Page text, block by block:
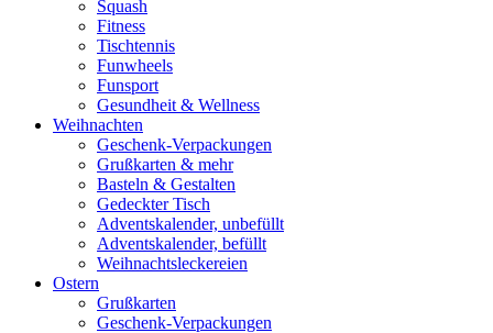
Squash
Fitness
Tischtennis
Funwheels
Funsport
Gesundheit & Wellness
Weihnachten
Geschenk-Verpackungen
Grußkarten & mehr
Basteln & Gestalten
Gedeckter Tisch
Adventskalender, unbefüllt
Adventskalender, befüllt
Weihnachtsleckereien
Ostern
Grußkarten
Geschenk-Verpackungen